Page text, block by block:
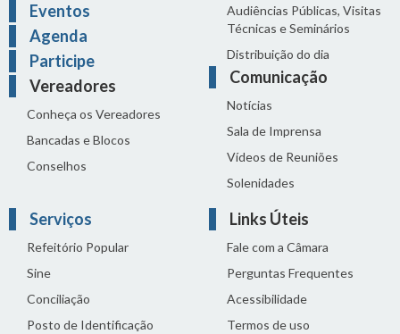
Eventos
Agenda
Participe
Vereadores
Conheça os Vereadores
Bancadas e Blocos
Conselhos
Audiências Públicas, Visitas
Técnicas e Seminários
Distribuição do dia
Comunicação
Notícias
Sala de Imprensa
Vídeos de Reuniões
Solenidades
Serviços
Refeitório Popular
Sine
Conciliação
Posto de Identificação
Links Úteis
Fale com a Câmara
Perguntas Frequentes
Acessibilidade
Termos de uso